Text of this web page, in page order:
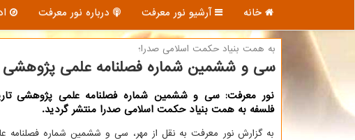
خانه آرشیو نور معرفت درباره نور معرفت
به همت بنیاد حكمت اسلامی صدرا؛
سی و ششمین شماره فصلنامه علمی پژوهشی
نور معرفت: سی و ششمین شماره فصلنامه علمی پژوهشی
فلسفه به همت بنیاد حكمت اسلامی صدرا منتشر گردید.
به گزارش نور معرفت به نقل از مهر، سی و ششمین شماره فصلنامه